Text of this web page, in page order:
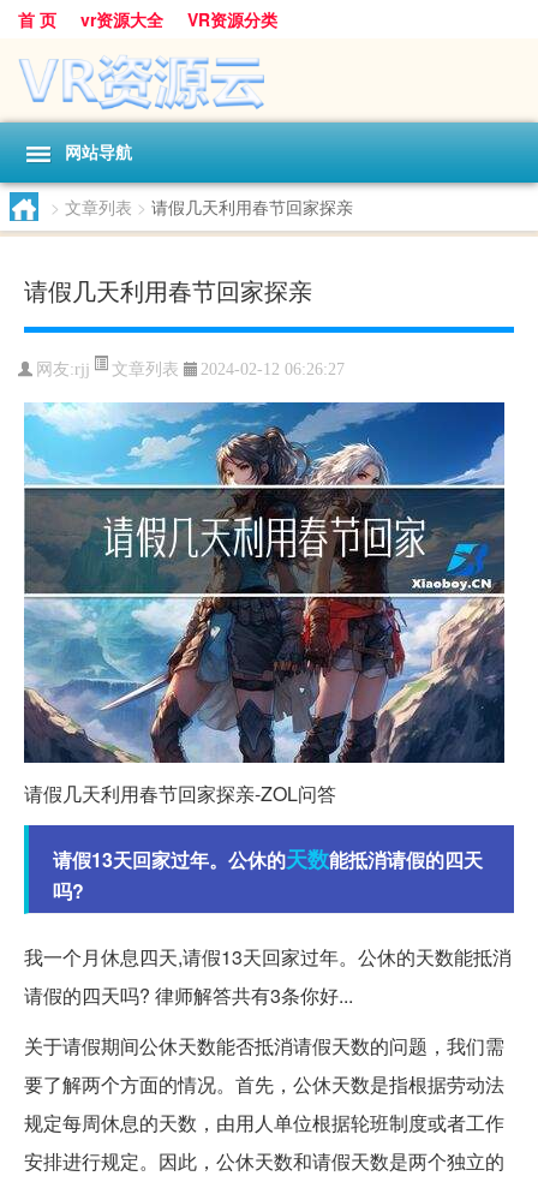
首 页 vr资源大全 VR资源分类
网站导航
> 文章列表 > 请假几天利用春节回家探亲
请假几天利用春节回家探亲
网友:rjj 文章列表 2024-02-12 06:26:27
请假几天利用春节回家探亲-ZOL问答
请假13天回家过年。公休的天数能抵消请假的四天
吗?
我一个月休息四天,请假13天回家过年。公休的天数能抵消
请假的四天吗? 律师解答共有3条你好...
关于请假期间公休天数能否抵消请假天数的问题，我们需
要了解两个方面的情况。首先，公休天数是指根据劳动法
规定每周休息的天数，由用人单位根据轮班制度或者工作
安排进行规定。因此，公休天数和请假天数是两个独立的